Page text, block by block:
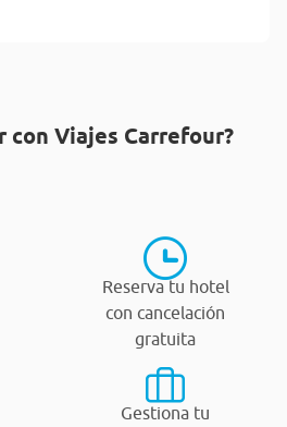
con Viajes Carrefour?
Reserva tu hotel
con cancelación
gratuita
Gestiona tu